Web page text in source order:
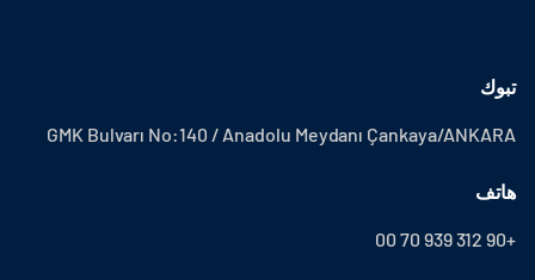
تبوك
GMK Bulvarı No:140 / Anadolu Meydanı Çankaya/ANKARA
هاتف
+90 312 939 70 00